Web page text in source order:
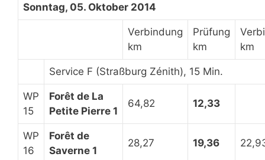
Sonntag, 05. Oktober 2014
Verbindung
km
Prüfung
km
km
Service F (Straßburg Zénith), 15 Min.
WP
15
Forêt de La
Petite Pierre 1
64,82 12,33
WP
16
Forêt de
Saverne 1
28,27 19,36